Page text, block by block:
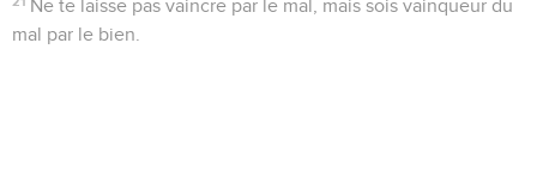
Ne te laisse pas vaincre par le mal, mais sois vainqueur du
mal par le bien.